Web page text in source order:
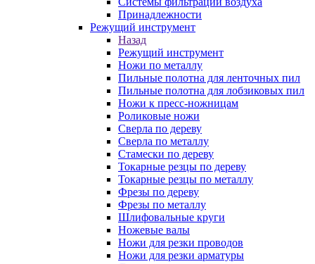
Принадлежности
Режущий инструмент
Назад
Режущий инструмент
Ножи по металлу
Пильные полотна для ленточных пил
Пильные полотна для лобзиковых пил
Ножи к пресс-ножницам
Роликовые ножи
Сверла по дереву
Сверла по металлу
Стамески по дереву
Токарные резцы по дереву
Токарные резцы по металлу
Фрезы по дереву
Фрезы по металлу
Шлифовальные круги
Ножевые валы
Ножи для резки проводов
Ножи для резки арматуры